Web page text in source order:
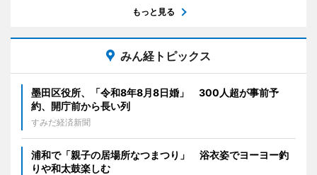
もっと見る
みん経トピックス
墨田区役所、「令和8年8月8日婚」 300人超が事前予
約、開庁前から長い列
すみだ経済新聞
浦和で「親子の居場所なつまつり」 浴衣姿でヨーヨー釣
りや和太鼓楽しむ